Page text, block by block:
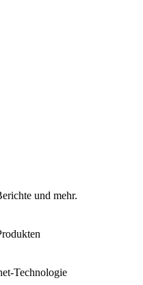
und mehr.
Technologie